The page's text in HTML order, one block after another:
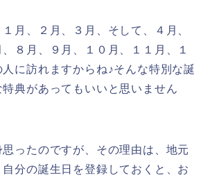
月、２月、３月、そして、４月、
８月、９月、１０月、１１月、１
人に訪れますからね♪そんな特別な誕
典があってもいいと思いません
ったのですが、その理由は、地元
分の誕生日を登録しておくと、お